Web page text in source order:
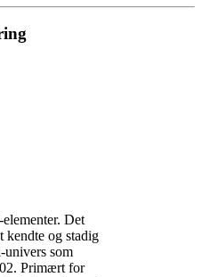
Det
kendte og stadig
som
Primært for